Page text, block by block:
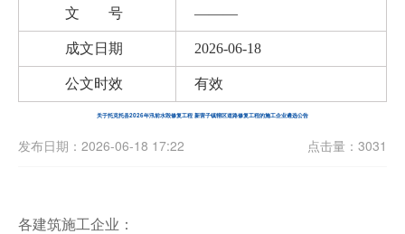
文 号 ———
成文日期 2026-06-18
公文时效 有效
关于托克托县2026年汛前水毁修复工程 新营子镇辖区道路修复工程的施工企业遴选公告
发布日期：2026-06-18 17:22 点击量：3031
各建筑施工企业：